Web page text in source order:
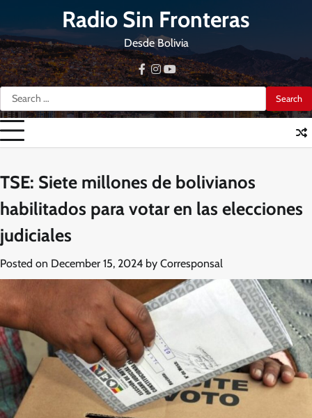
content
Radio Sin Fronteras
Desde Bolivia
Search
for:
facebook
instagram
youtube
TSE: Siete millones de bolivianos
habilitados para votar en las elecciones
judiciales
Posted on December 15, 2024 by Corresponsal